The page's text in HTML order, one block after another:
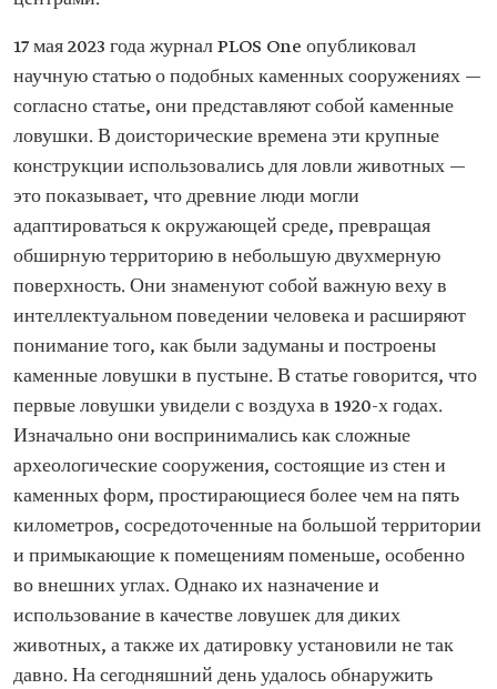
17 мая 2023 года журнал PLOS One опубликовал
научную статью о подобных каменных сооружениях —
согласно статье, они представляют собой каменные
ловушки. В доисторические времена эти крупные
конструкции использовались для ловли животных —
это показывает, что древние люди могли
адаптироваться к окружающей среде, превращая
обширную территорию в небольшую двухмерную
поверхность. Они знаменуют собой важную веху в
интеллектуальном поведении человека и расширяют
понимание того, как были задуманы и построены
каменные ловушки в пустыне. В статье говорится, что
первые ловушки увидели с воздуха в 1920-х годах.
Изначально они воспринимались как сложные
археологические сооружения, состоящие из стен и
каменных форм, простирающиеся более чем на пять
километров, сосредоточенные на большой территории
и примыкающие к помещениям поменьше, особенно
во внешних углах. Однако их назначение и
использование в качестве ловушек для диких
животных, а также их датировку установили не так
давно. На сегодняшний день удалось обнаружить